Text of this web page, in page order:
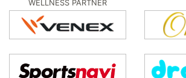
WELLNESS PARTNER